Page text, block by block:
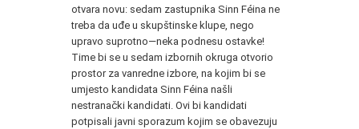
otvara novu: sedam zastupnika Sinn Féina ne
treba da uđe u skupštinske klupe, nego
upravo suprotno—neka podnesu ostavke!
Time bi se u sedam izbornih okruga otvorio
prostor za vanredne izbore, na kojim bi se
umjesto kandidata Sinn Féina našli
nestranački kandidati. Ovi bi kandidati
potpisali javni sporazum kojim se obavezuju